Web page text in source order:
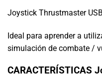
Joystick Thrustmaster USB
Ideal para aprender a
simulación de combate /
CARACTERÍSTICAS